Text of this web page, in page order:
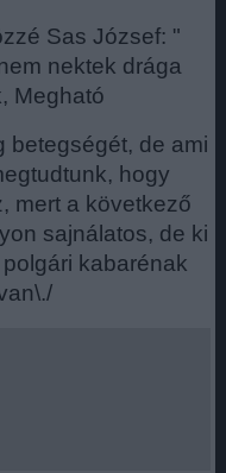
Sas József: "
nektek drága
Megható
betegségét, de ami
hogy
mert a következő
sajnálatos, de ki
kabarénak